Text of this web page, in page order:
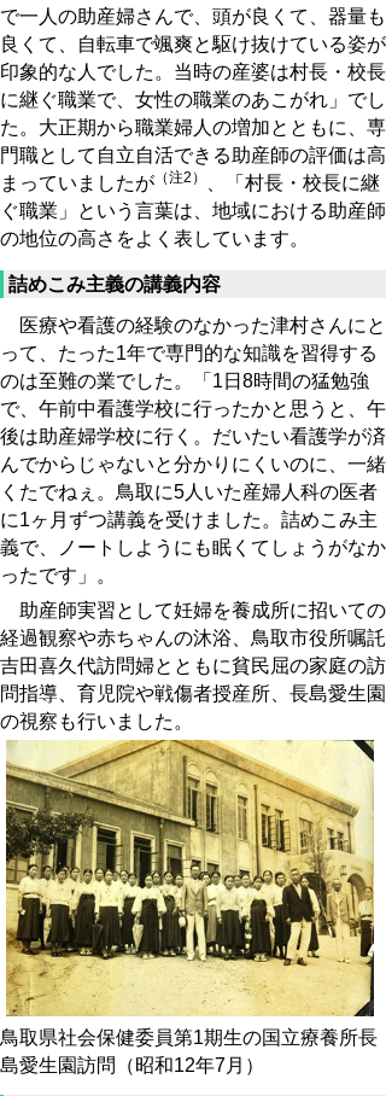
で一人の助産婦さんで、頭が良くて、器量も
良くて、自転車で颯爽と駆け抜けている姿が
印象的な人でした。当時の産婆は村長・校長
に継ぐ職業で、女性の職業のあこがれ」でし
た。大正期から職業婦人の増加とともに、専
門職として自立自活できる助産師の評価は高
まっていましたが （注2）
、「村長・校長に継
ぐ職業」という言葉は、地域における助産師
の地位の高さをよく表しています。
詰めこみ主義の講義内容
医療や看護の経験のなかった津村さんにと
って、たった1年で専門的な知識を習得する
のは至難の業でした。「1日8時間の猛勉強
で、午前中看護学校に行ったかと思うと、午
後は助産婦学校に行く。だいたい看護学が済
んでからじゃないと分かりにくいのに、一緒
くたでねぇ。鳥取に5人いた産婦人科の医者
に1ヶ月ずつ講義を受けました。詰めこみ主
義で、ノートしようにも眠くてしょうがなか
ったです」。
助産師実習として妊婦を養成所に招いての
経過観察や赤ちゃんの沐浴、鳥取市役所嘱託
吉田喜久代訪問婦とともに貧民屈の家庭の訪
問指導、育児院や戦傷者授産所、長島愛生園
の視察も行いました。
鳥取県社会保健委員第1期生の国立療養所長
島愛生園訪問（昭和12年7月）